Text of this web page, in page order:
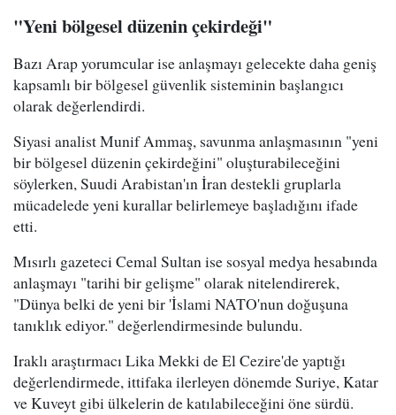
"Yeni bölgesel düzenin çekirdeği"
Bazı Arap yorumcular ise anlaşmayı gelecekte daha geniş
kapsamlı bir bölgesel güvenlik sisteminin başlangıcı
olarak değerlendirdi.
Siyasi analist Munif Ammaş, savunma anlaşmasının "yeni
bir bölgesel düzenin çekirdeğini" oluşturabileceğini
söylerken, Suudi Arabistan'ın İran destekli gruplarla
mücadelede yeni kurallar belirlemeye başladığını ifade
etti.
Mısırlı gazeteci Cemal Sultan ise sosyal medya hesabında
anlaşmayı "tarihi bir gelişme" olarak nitelendirerek,
"Dünya belki de yeni bir 'İslami NATO'nun doğuşuna
tanıklık ediyor." değerlendirmesinde bulundu.
Iraklı araştırmacı Lika Mekki de El Cezire'de yaptığı
değerlendirmede, ittifaka ilerleyen dönemde Suriye, Katar
ve Kuveyt gibi ülkelerin de katılabileceğini öne sürdü.